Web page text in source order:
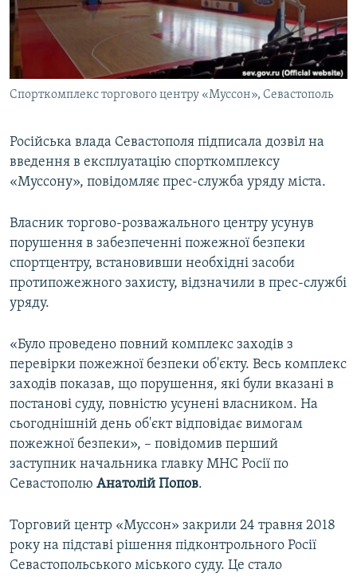
ВІДЕОУРОКИ «ELIFBE»
СВІДЧЕННЯ ОКУПАЦІЇ
УКРАЇНСЬКА ПРОБЛЕМА КРИМУ
ІНФОГРАФІКА
Русский
Qırımtatar
ДОЛУЧАЙСЯ!
Усі сайти RFE/RL
Спорткомплекс торгового центру «Муссон», Севастополь
Російська влада Севастополя підписала дозвіл на
введення в експлуатацію спорткомплексу
«Муссону», повідомляє прес-служба уряду міста.
Власник торгово-розважального центру усунув
порушення в забезпеченні пожежної безпеки
спортцентру, встановивши необхідні засоби
протипожежного захисту, відзначили в прес-службі
уряду.
«Було проведено повний комплекс заходів з
перевірки пожежної безпеки об'єкту. Весь комплекс
заходів показав, що порушення, які були вказані в
постанові суду, повністю усунені власником. На
сьогоднішній день об'єкт відповідає вимогам
пожежної безпеки», – повідомив перший
заступник начальника главку МНС Росії по
Севастополю Анатолій Попов.
Торговий центр «Муссон» закрили 24 травня 2018
року на підставі рішення підконтрольного Росії
Севастопольського міського суду. Це стало